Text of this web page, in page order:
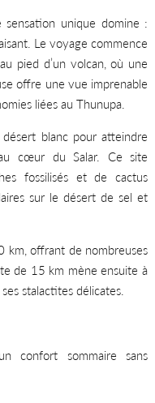
sensation unique domine :
Le voyage commence
pied d’un volcan, où une
offre une vue imprenable
liées au Thunupa.
blanc pour atteindre
au cœur du Salar. Ce site
fossilisés et de cactus
sur le désert de sel et
km, offrant de nombreuses
de 15 km mène ensuite à
stalactites délicates.
confort sommaire sans